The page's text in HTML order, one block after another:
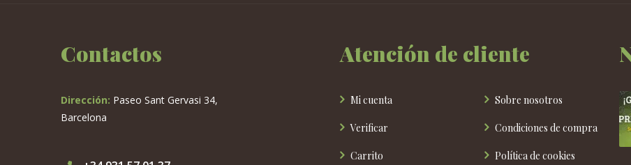
de
producto
Contactos
Dirección: Paseo Sant Gervasi 34,
Barcelona
Atención de cliente
Mi cuenta
Verificar
Carrito
Sobre nosotros
Condiciones de compra
Política de cookies